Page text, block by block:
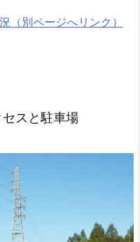
別ページへリンク）
スと駐車場